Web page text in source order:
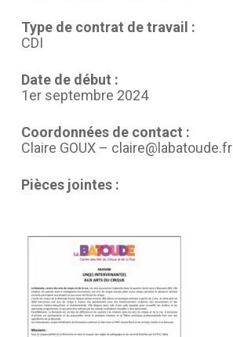
Type de contrat de travail :
CDI
Date de début :
1er septembre 2024
Coordonnées de contact :
Claire GOUX – claire@labatoude.fr
Pièces jointes :